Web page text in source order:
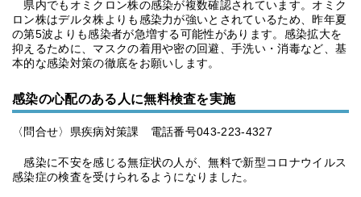
県内でもオミクロン株の感染が複数確認されています。オミク
ロン株はデルタ株よりも感染力が強いとされているため、昨年夏
の第5波よりも感染者が急増する可能性があります。感染拡大を
抑えるために、マスクの着用や密の回避、手洗い・消毒など、基
本的な感染対策の徹底をお願いします。
感染の心配のある人に無料検査を実施
〈問合せ〉県疾病対策課 電話番号043-223-4327
感染に不安を感じる無症状の人が、無料で新型コロナウイルス
感染症の検査を受けられるようになりました。